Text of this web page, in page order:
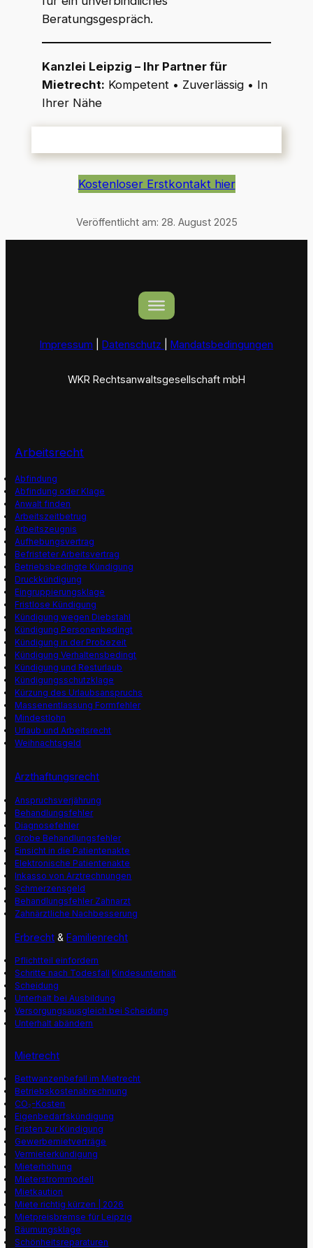
Beratungsgespräch.
Kanzlei Leipzig – Ihr Partner für
Mietrecht: Kompetent • Zuverlässig • In
Ihrer Nähe
Kostenloser Erstkontakt hier
Veröffentlicht am: 28. August 2025
Impressum Datenschutz Mandatsbedingungen
WKR Rechtsanwaltsgesellschaft mbH
Arbeitsrecht
Abfindung
Abfindung oder Klage
Anwalt finden
Arbeitszeitbetrug
Arbeitszeugnis
Aufhebungsvertrag
Befristeter Arbeitsvertrag
Betriebsbedingte Kündigung
Druckkündigung
Eingruppierungsklage
Fristlose Kündigung
Kündigung wegen Diebstahl
Kündigung Personenbedingt
Kündigung in der Probezeit
Kündigung Verhaltensbedingt
Kündigung und Resturlaub
Kündigungsschutzklage
Kürzung des Urlaubsanspruchs
Massenentlassung Formfehler
Mindestlohn
Urlaub und Arbeitsrecht
Weihnachtsgeld
Arzthaftungsrecht
Anspruchsverjährung
Behandlungsfehler
Diagnosefehler
Grobe Behandlungsfehler
Einsicht in die Patientenakte
Elektronische Patientenakte
Inkasso von Arztrechnungen
Schmerzensgeld
Behandlungsfehler Zahnarzt
Zahnärztliche Nachbesserung
Erbrecht &Familienrecht
Pflichtteil einfordern
Schritte nach Todesfall Kindesunterhalt
Scheidung
Unterhalt bei Ausbildung
Versorgungsausgleich bei Scheidung
Unterhalt abändern
Mietrecht
Bettwanzenbefall im Mietrecht
Betriebskostenabrechnung
CO₂-Kosten
Eigenbedarfskündigung
Fristen zur Kündigung
Gewerbemietverträge
Vermieterkündigung
Mieterhöhung
Mieterstrommodell
Mietkaution
Miete richtig kürzen | 2026
Mietpreisbremse für Leipzig
Räumungsklage
Schönheitsreparaturen